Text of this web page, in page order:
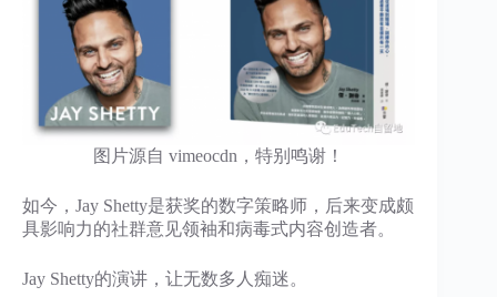
图片源自 vimeocdn，特别鸣谢！
如今，Jay Shetty是获奖的数字策略师，后来变成颇
具影响力的社群意见领袖和病毒式内容创造者。
Jay Shetty的演讲，让无数多人痴迷。